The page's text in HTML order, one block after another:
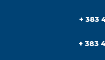
+ 383
+ 383